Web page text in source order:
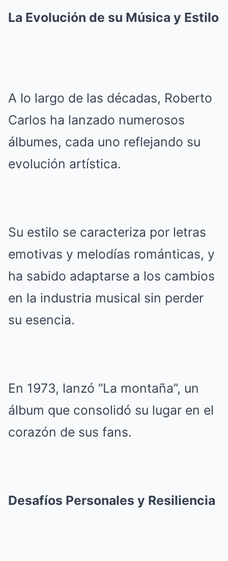
La Evolución de su Música y Estilo
A lo largo de las décadas, Roberto
Carlos ha lanzado numerosos
álbumes, cada uno reflejando su
evolución artística.
Su estilo se caracteriza por letras
emotivas y melodías románticas, y
ha sabido adaptarse a los cambios
en la industria musical sin perder
su esencia.
En 1973, lanzó “La montaña”, un
álbum que consolidó su lugar en el
corazón de sus fans.
Desafíos Personales y Resiliencia